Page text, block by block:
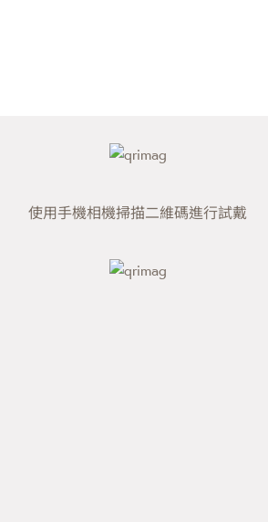
使用手機相機掃描二維碼進行試戴